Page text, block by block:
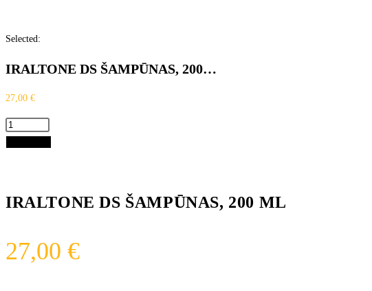
Selected:
IRALTONE DS ŠAMPŪNAS, 200…
27,00 €
IRALTONE DS ŠAMPŪNAS, 200 ML
27,00 €